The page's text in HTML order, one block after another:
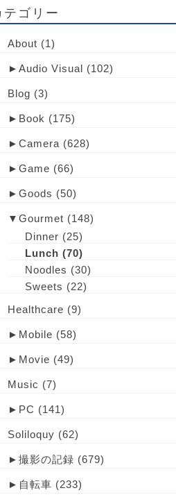
テゴリー
About (1)
► Audio Visual (102)
Blog (3)
► Book (175)
► Camera (628)
► Game (66)
► Goods (50)
▼ Gourmet (148)
Dinner (25)
Lunch (70)
Noodles (30)
Sweets (22)
Healthcare (9)
► Mobile (58)
► Movie (49)
Music (7)
► PC (141)
Soliloquy (62)
► 撮影の記録 (679)
► 自転車 (233)